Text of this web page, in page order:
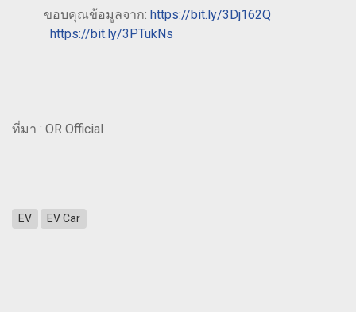
ขอบคุณข้อมูลจาก: https://bit.ly/3Dj162Q
https://bit.ly/3PTukNs
ที่มา : OR Official
EV EV Car